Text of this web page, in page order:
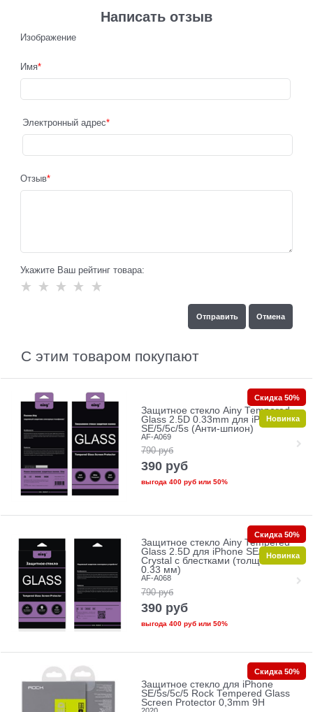
Написать отзыв
Изображение
Имя
Электронный адрес
Отзыв
Укажите Ваш рейтинг товара:
С этим товаром покупают
Защитное стекло Ainy Tempered
Glass 2.5D 0.33mm для iPhone
SE/5/5c/5s (Анти-шпион)
AF-A069
790 руб
390 руб
выгода 400 рубили 50%
Скидка 50%
Новинка
Защитное стекло Ainy Tempered
Glass 2.5D для iPhone SE/5/5c/5s
Crystal с блестками (толщина
0.33 мм)
AF-A068
790 руб
390 руб
выгода 400 рубили 50%
Скидка 50%
Новинка
Защитное стекло для iPhone
SE/5s/5с/5 Rock Tempered Glass
Screen Protector 0,3mm 9H
Скидка 50%